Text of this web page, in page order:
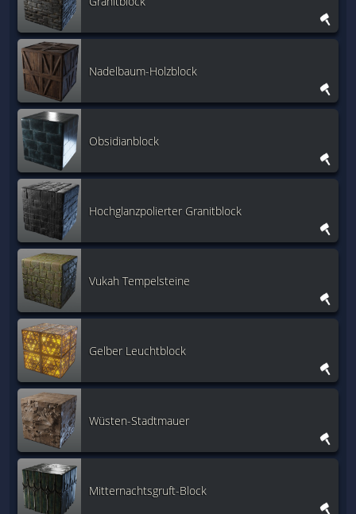
Nadelbaum-Holzblock
Obsidianblock
Hochglanzpolierter Granitblock
Vukah Tempelsteine
Gelber Leuchtblock
Wüsten-Stadtmauer
Mitternachtsgruft-Block